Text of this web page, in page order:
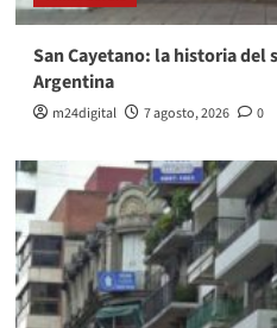
San Cayetano: la historia del
Argentina
m24digital 7 agosto, 2026 0